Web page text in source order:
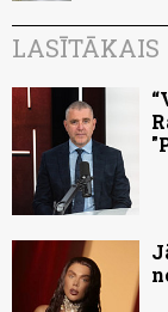
LASĪTĀKAIS